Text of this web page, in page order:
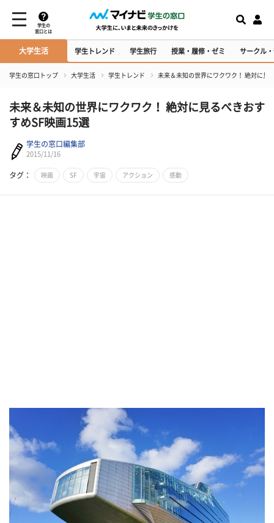
学生の
窓口とは
大学生活 学生トレンド 学生旅行 授業・履修・ゼミ サークル
学生の窓口トップ 大学生活 学生トレンド 未来＆未知の世界にワクワク！ 絶対に見
未来＆未知の世界にワクワク！ 絶対に見るべきおす
すめSF映画15選
学生の窓口編集部
2015/11/16
タグ： 映画 SF 宇宙 アクション 感動